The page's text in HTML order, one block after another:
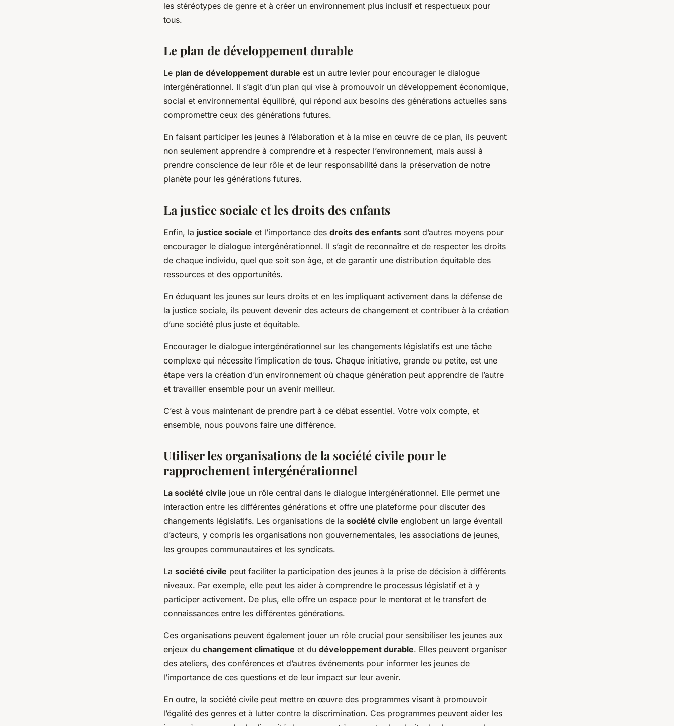
les stéréotypes de genre et à créer un environnement plus inclusif et respectueux pour
tous.
Le plan de développement durable
Le plan de développement durable est un autre levier pour encourager le dialogue
intergénérationnel. Il s’agit d’un plan qui vise à promouvoir un développement économique,
social et environnemental équilibré, qui répond aux besoins des générations actuelles sans
compromettre ceux des générations futures.
En faisant participer les jeunes à l’élaboration et à la mise en œuvre de ce plan, ils peuvent
non seulement apprendre à comprendre et à respecter l’environnement, mais aussi à
prendre conscience de leur rôle et de leur responsabilité dans la préservation de notre
planète pour les générations futures.
La justice sociale et les droits des enfants
Enfin, la justice sociale et l’importance des droits des enfants sont d’autres moyens pour
encourager le dialogue intergénérationnel. Il s’agit de reconnaître et de respecter les droits
de chaque individu, quel que soit son âge, et de garantir une distribution équitable des
ressources et des opportunités.
En éduquant les jeunes sur leurs droits et en les impliquant activement dans la défense de
la justice sociale, ils peuvent devenir des acteurs de changement et contribuer à la création
d’une société plus juste et équitable.
Encourager le dialogue intergénérationnel sur les changements législatifs est une tâche
complexe qui nécessite l’implication de tous. Chaque initiative, grande ou petite, est une
étape vers la création d’un environnement où chaque génération peut apprendre de l’autre
et travailler ensemble pour un avenir meilleur.
C’est à vous maintenant de prendre part à ce débat essentiel. Votre voix compte, et
ensemble, nous pouvons faire une différence.
Utiliser les organisations de la société civile pour le
rapprochement intergénérationnel
La société civile joue un rôle central dans le dialogue intergénérationnel. Elle permet une
interaction entre les différentes générations et offre une plateforme pour discuter des
changements législatifs. Les organisations de la société civile englobent un large éventail
d’acteurs, y compris les organisations non gouvernementales, les associations de jeunes,
les groupes communautaires et les syndicats.
La société civile peut faciliter la participation des jeunes à la prise de décision à différents
niveaux. Par exemple, elle peut les aider à comprendre le processus législatif et à y
participer activement. De plus, elle offre un espace pour le mentorat et le transfert de
connaissances entre les différentes générations.
Ces organisations peuvent également jouer un rôle crucial pour sensibiliser les jeunes aux
enjeux du changement climatique et du développement durable. Elles peuvent organiser
des ateliers, des conférences et d’autres événements pour informer les jeunes de
l’importance de ces questions et de leur impact sur leur avenir.
En outre, la société civile peut mettre en œuvre des programmes visant à promouvoir
l’égalité des genres et à lutter contre la discrimination. Ces programmes peuvent aider les